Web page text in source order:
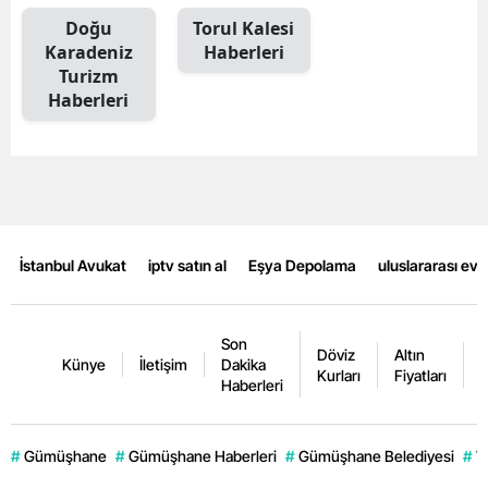
Mersin
İstanbul
Kocaeli
Konya
Doğu
Karadeniz
Turizm
Haberleri
Torul Kalesi
Haberleri
İstanbul Avukat iptv satın al Eşya Depolama uluslararası
Künye İletişim
Son
Dakika
Haberleri
Döviz
Kurları
Altın
Fiyatları
# Gümüşhane # Gümüşhane Haberleri # Gümüşhane Belediyesi #